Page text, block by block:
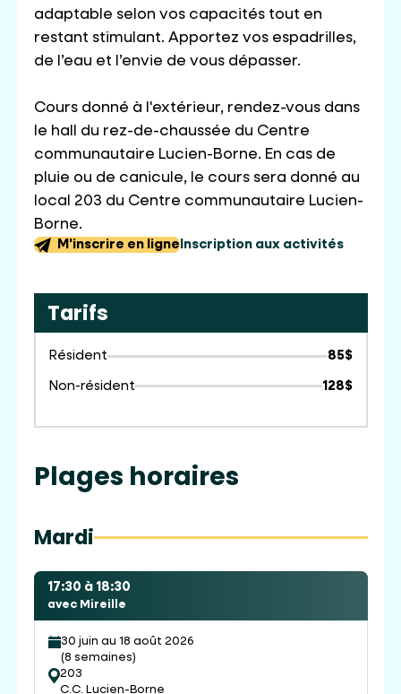
adaptable selon vos capacités tout en
restant stimulant. Apportez vos espadrilles,
de l’eau et l’envie de vous dépasser.
Cours donné à l'extérieur, rendez-vous dans
le hall du rez-de-chaussée du Centre
communautaire Lucien-Borne. En cas de
pluie ou de canicule, le cours sera donné au
local 203 du Centre communautaire Lucien-
Borne.
M'inscrire en ligne Inscription aux activités
Tarifs
Résident 85$
Non-résident 128$
Plages horaires
Mardi
17:30 à 18:30
avec Mireille
30 juin au 18 août 2026
(8 semaines)
203
C.C. Lucien-Borne